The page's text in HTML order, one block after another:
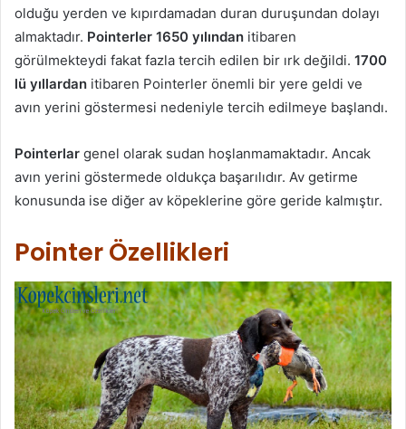
olduğu yerden ve kıpırdamadan duran duruşundan dolayı
almaktadır. Pointerler 1650 yılından itibaren
görülmekteydi fakat fazla tercih edilen bir ırk değildi. 1700
lü yıllardan itibaren Pointerler önemli bir yere geldi ve
avın yerini göstermesi nedeniyle tercih edilmeye başlandı.
Pointerlar genel olarak sudan hoşlanmamaktadır. Ancak
avın yerini göstermede oldukça başarılıdır. Av getirme
konusunda ise diğer av köpeklerine göre geride kalmıştır.
Pointer Özellikleri